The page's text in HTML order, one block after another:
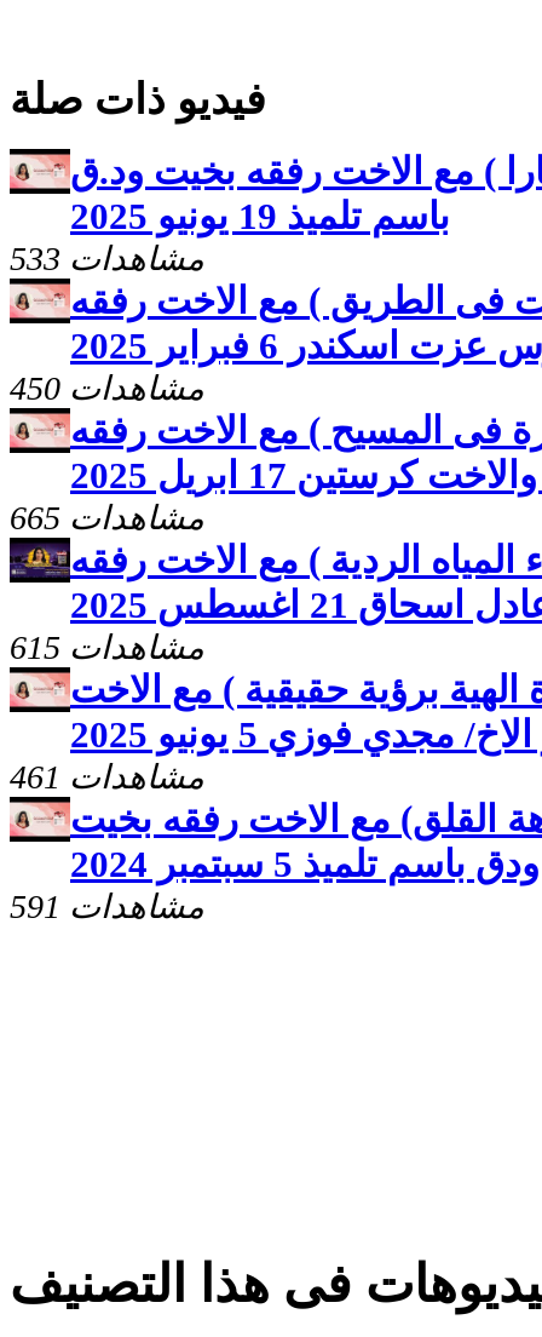
فيديو ذات صلة
) مع الاخت رفقه بخيت ود.ق
باسم تلميذ 19 يونيو 2025
533 مشاهدات
فى الطريق ) مع الاخت رفقه
6 فبراير 2025
450 مشاهدات
فى المسيح ) مع الاخت رفقه
17 ابريل 2025
665 مشاهدات
المياه الردية ) مع الاخت رفقه
21 اغسطس 2025
615 مشاهدات
الهية برؤية حقيقية ) مع الاخت
فوزي 5 يونيو 2025
461 مشاهدات
القلق) مع الاخت رفقه بخيت
ودق باسم تلميذ 5 سبتمبر 2024
591 مشاهدات
فى هذا التصنيف